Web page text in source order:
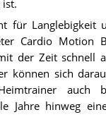
ist.
für Langlebigkeit
Cardio Motion
der Zeit schnell
können sich
auch
Jahre hinweg